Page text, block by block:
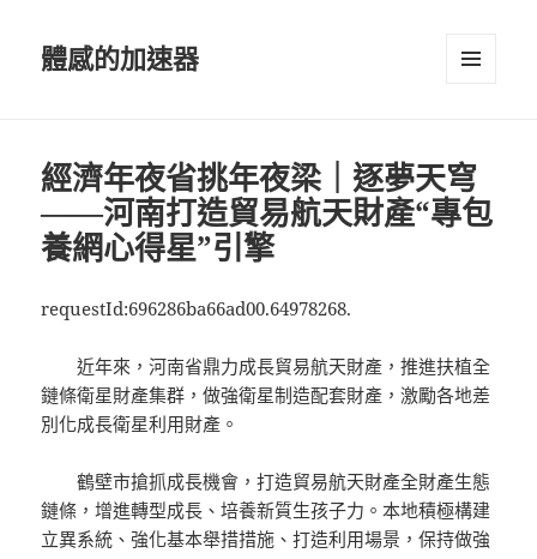
體感的加速器
經濟年夜省挑年夜梁｜逐夢天穹
——河南打造貿易航天財產“專包
養網心得星”引擎
requestId:696286ba66ad00.64978268.
近年來，河南省鼎力成長貿易航天財產，推進扶植全
鏈條衛星財產集群，做強衛星制造配套財產，激勵各地差
別化成長衛星利用財產。
鶴壁市搶抓成長機會，打造貿易航天財產全財產生態
鏈條，增進轉型成長、培養新質生孩子力。本地積極構建
立異系統、強化基本舉措措施、打造利用場景，保持做強